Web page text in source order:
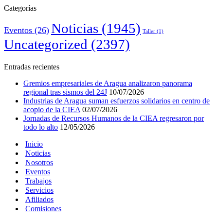
Categorías
Eventos (26) Noticias (1945) Taller (1)
Uncategorized (2397)
Entradas recientes
Gremios empresariales de Aragua analizaron panorama
regional tras sismos del 24J 10/07/2026
Industrias de Aragua suman esfuerzos solidarios en centro de
acopio de la CIEA 02/07/2026
Jornadas de Recursos Humanos de la CIEA regresaron por
todo lo alto 12/05/2026
Inicio
Noticias
Nosotros
Eventos
Trabajos
Servicios
Afiliados
Comisiones